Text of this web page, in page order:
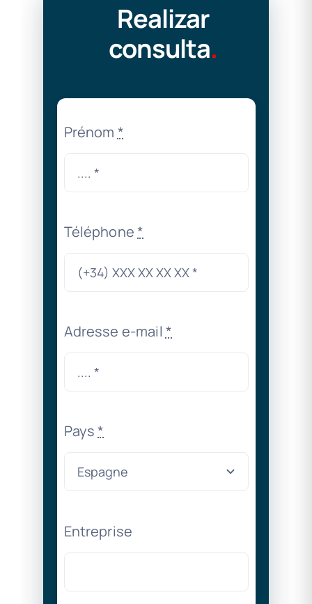
Realizar
consulta.
Prénom *
Téléphone*
Adresse e-mail *
Pays*
Entreprise